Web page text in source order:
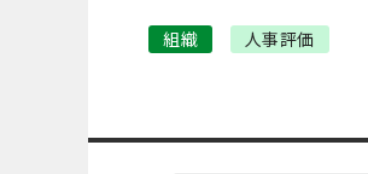
組織 人事評価